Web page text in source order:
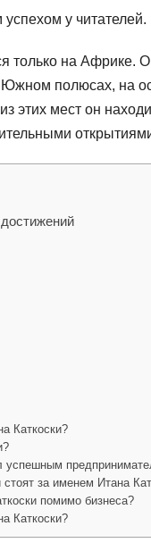
у читателей.
только на
полюсах, на
этих мест он
Каткоски?
успешным
стоят за именем Итана
помимо бизнеса?
Каткоски?